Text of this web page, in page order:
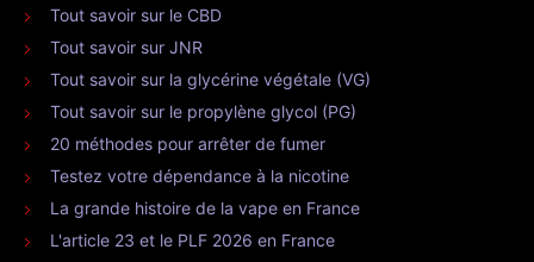
Tout savoir sur le CBD
Tout savoir sur JNR
Tout savoir sur la glycérine végétale (VG)
Tout savoir sur le propylène glycol (PG)
20 méthodes pour arrêter de fumer
Testez votre dépendance à la nicotine
La grande histoire de la vape en France
L'article 23 et le PLF 2026 en France